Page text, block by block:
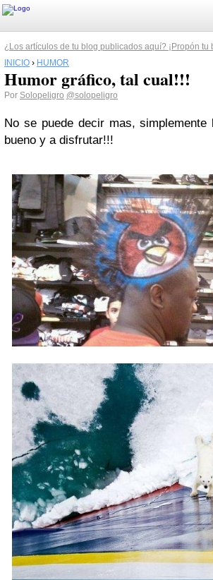
¿Los artículos de tu blog publicados aquí? ¡Propón tu
INICIO › HUMOR
Humor gráfico, tal cual!!!
Por Solopeligro @solopeligro
No se puede decir mas, simplemente
bueno y a disfrutar!!!